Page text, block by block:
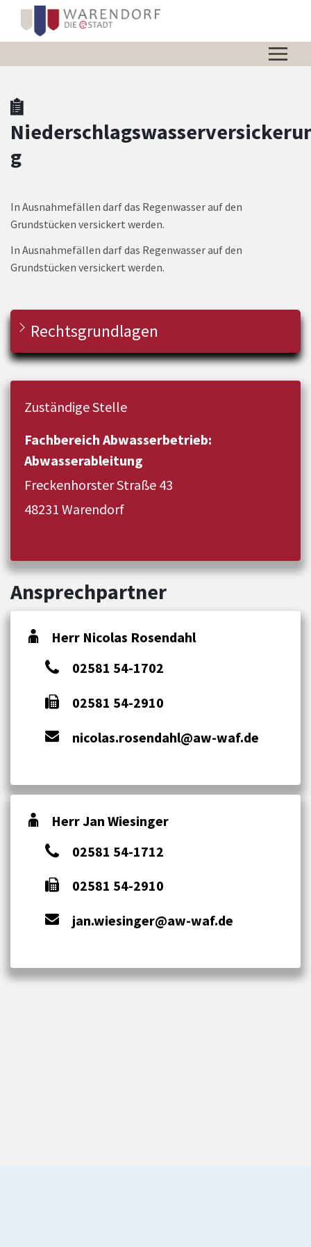
Zum Header
Zum Hauptinhalt
Zum Footer
Zum Hauptinhalt springen
g
In Ausnahmefällen darf das Regenwasser auf den
Grundstücken versickert werden.
In Ausnahmefällen darf das Regenwasser auf den
Grundstücken versickert werden.
Rechtsgrundlagen
Zuständige Stelle
Fachbereich Abwasserbetrieb:
Abwasserableitung
Freckenhorster Straße 43
48231 Warendorf
Ansprechpartner
Herr Nicolas Rosendahl
02581 54-1702
02581 54-2910
nicolas.rosendahl@aw-waf.de
Herr Jan Wiesinger
02581 54-1712
02581 54-2910
jan.wiesinger@aw-waf.de